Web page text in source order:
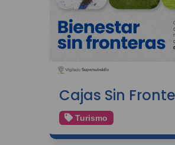
Cajas Sin
Turismo